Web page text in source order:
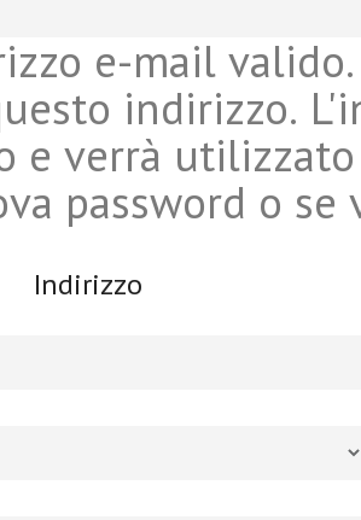
e-mail
indirizzo.
e verrà
password o
Indirizzo